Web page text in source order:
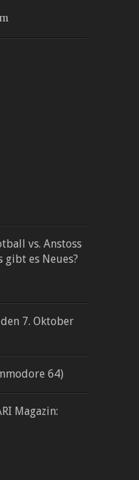
vs. Anstoss
gibt es Neues?
7. Oktober
64)
Magazin: